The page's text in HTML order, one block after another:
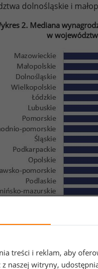
dolnośląskie i
2. Mediana
w
treści i reklam, aby
naszej witryny,